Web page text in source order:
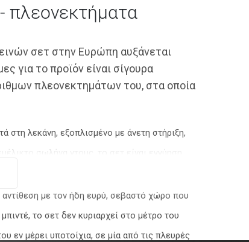
πλεονεκτήματα
σετ στην Ευρώπη αυξάνεται
για το προϊόν είναι σίγουρα
πλεονεκτημάτων του, στα οποία
στη λεκάνη, εξοπλισμένο με άνετη στήριξη,
σωλήνα ντους, το σετ είναι εγγύηση
με τον ήδη ευρύ, σεβαστό χώρο που
το σετ δεν κυριαρχεί στο μέτρο του
εν μέρει υποτοίχια, σε μία από τις πλευρές